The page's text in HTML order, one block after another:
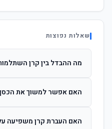
שאלות נפוצות
מה ההבדל בין קרן
ההשקעות. קרן מסלולית
האם אפשר למשוך את הכסף לפני
הרווחים. לאחר 6
האם העברת קרן משפיעה על